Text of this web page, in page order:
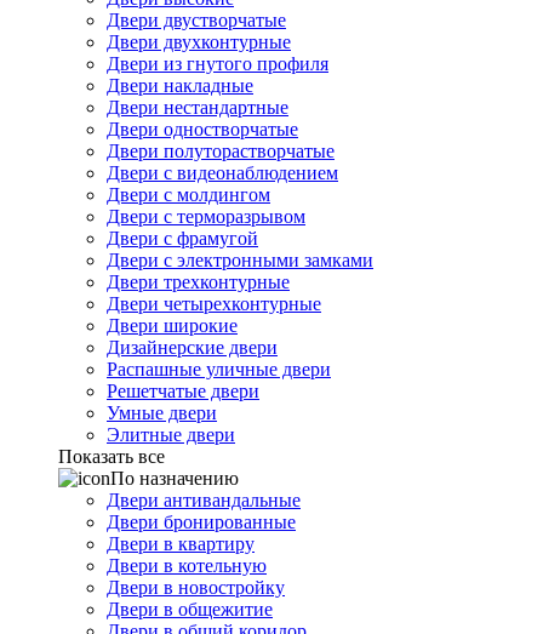
Двери двустворчатые
Двери двухконтурные
Двери из гнутого профиля
Двери накладные
Двери нестандартные
Двери одностворчатые
Двери полуторастворчатые
Двери с видеонаблюдением
Двери с молдингом
Двери с терморазрывом
Двери с фрамугой
Двери с электронными замками
Двери трехконтурные
Двери четырехконтурные
Двери широкие
Дизайнерские двери
Распашные уличные двери
Решетчатые двери
Умные двери
Элитные двери
Показать все
По назначению
Двери антивандальные
Двери бронированные
Двери в квартиру
Двери в котельную
Двери в новостройку
Двери в общежитие